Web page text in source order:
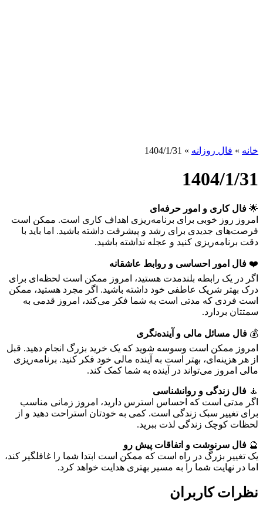
خانه » فال روزانه »
1404/1/31
1404/1/31
🌟 فال کاری و امور حرفه‌ای
امروز روز خوبی برای برنامه‌ریزی اهداف کاری است. ممکن است
فرصت‌های جدیدی برای رشد و پیشرفت داشته باشید. اما باید با
دقت برنامه‌ریزی کنید و عجله نداشته باشید.
❤️ فال امور احساسی و روابط عاشقانه
اگر در یک رابطه بلندمدت هستید، امروز ممکن است لحظه‌ای برای
درک بهتر شریک عاطفی خود داشته باشید. اگر مجرد هستید، ممکن
است فردی که مدتی است به شما فکر می‌کند، امروز قدمی به
سمتتان بردارد.
💰 فال مسائل مالی و آینده‌نگری
امروز ممکن است وسوسه شوید که یک خرید بزرگ انجام دهید. قبل
از هر هزینه‌ای، بهتر است به آینده مالی خود فکر کنید. برنامه‌ریزی
مالی امروز می‌تواند در آینده به شما کمک کند.
🧘 فال زندگی و روانشناسی
اگر مدتی است که احساس استرس دارید، امروز زمانی مناسب
برای تغییر سبک زندگی است. کمی به خودتان استراحت دهید و از
لحظات کوچک زندگی لذت ببرید.
🔮 فال سرنوشت و اتفاقات پیش رو
یک تغییر بزرگ در راه است که ممکن است ابتدا شما را غافلگیر کند،
اما در نهایت شما را به مسیر بهتری هدایت خواهد کرد.
نظرات کاربران